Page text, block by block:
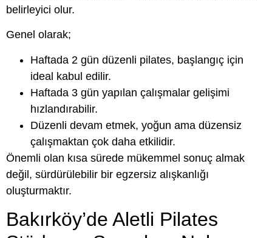
belirleyici olur.
Genel olarak;
Haftada 2 gün düzenli pilates, başlangıç için
ideal kabul edilir.
Haftada 3 gün yapılan çalışmalar gelişimi
hızlandırabilir.
Düzenli devam etmek, yoğun ama düzensiz
çalışmaktan çok daha etkilidir.
Önemli olan kısa sürede mükemmel sonuç almak
değil, sürdürülebilir bir egzersiz alışkanlığı
oluşturmaktır.
Bakırköy’de Aletli Pilates